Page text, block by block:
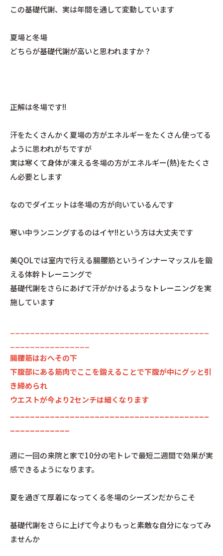
この基礎代謝、実は年間を通して変動しています
夏場と冬場
どちらが基礎代謝が高いと思われますか？
正解は冬場です!!
汗をたくさんかく夏場の方がエネルギーをたくさん使ってる
ように思われがちですが
実は寒くて身体が凍える冬場の方がエネルギー(熱)をたくさ
ん必要とします
なのでダイエットは冬場の方が向いているんです
寒い中ランニングするのはイヤ!!という方は大丈夫です
美QOLでは室内で行える腸腰筋というインナーマッスルを鍛
える体幹トレーニングで
基礎代謝をさらにあげて汗がかけるようなトレーニングを実
施しています
腸腰筋はおへその下
下腹部にある筋肉でここを鍛えることで下腹が中にグッと引
き締められ
ウエストが今より2センチは細くなります
週に一回の来院と家で10分の宅トレで最短二週間で効果が実
感できるようになります。
夏を過ぎて厚着になってくる冬場のシーズンだからこそ
基礎代謝をさらに上げて今よりもっと素敵な自分になってみ
ませんか